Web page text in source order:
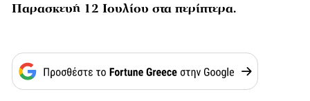
Παρασκευή 12 Ιουλίου στα περίπτερα.